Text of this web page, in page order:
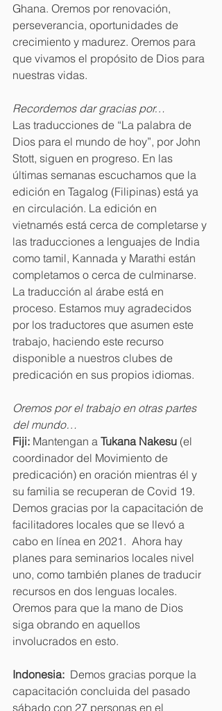
Ghana. Oremos por renovación,
perseverancia, oportunidades de
crecimiento y madurez. Oremos para
que vivamos el propósito de Dios para
nuestras vidas.
Recordemos dar gracias por…
Las traducciones de “La palabra de
Dios para el mundo de hoy”, por John
Stott, siguen en progreso. En las
últimas semanas escuchamos que la
edición en Tagalog (Filipinas) está ya
en circulación. La edición en
vietnamés está cerca de completarse y
las traducciones a lenguajes de India
como tamil, Kannada y Marathi están
completamos o cerca de culminarse.
La traducción al árabe está en
proceso. Estamos muy agradecidos
por los traductores que asumen este
trabajo, haciendo este recurso
disponible a nuestros clubes de
predicación en sus propios idiomas.
Oremos por el trabajo en otras partes
del mundo…
Fiji: Mantengan a Tukana Nakesu (el
coordinador del Movimiento de
predicación) en oración mientras él y
su familia se recuperan de Covid 19.
Demos gracias por la capacitación de
facilitadores locales que se llevó a
cabo en línea en 2021.  Ahora hay
planes para seminarios locales nivel
uno, como también planes de traducir
recursos en dos lenguas locales.
Oremos para que la mano de Dios
siga obrando en aquellos
involucrados en esto.
Indonesia: Demos gracias porque la
capacitación concluida del pasado
sábado con 27 personas en el